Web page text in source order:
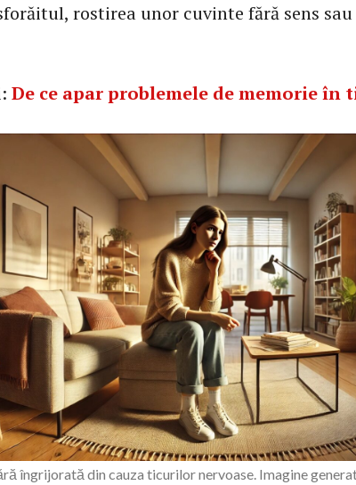
rostirea unor cuvinte fără sens
De ce apar problemele de memorie
îngrijorată din cauza ticurilor nervoase. Imagine